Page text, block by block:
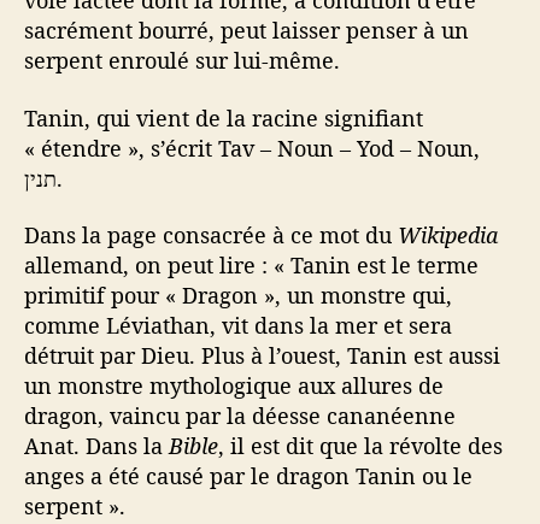
sacrément bourré, peut laisser penser à un
serpent enroulé sur lui-même.
Tanin, qui vient de la racine signifiant
« étendre », s’écrit Tav – Noun – Yod – Noun,
תנין.
Dans la page consacrée à ce mot du Wikipedia
allemand, on peut lire : « Tanin est le terme
primitif pour « Dragon », un monstre qui,
comme Léviathan, vit dans la mer et sera
détruit par Dieu. Plus à l’ouest, Tanin est aussi
un monstre mythologique aux allures de
dragon, vaincu par la déesse cananéenne
Anat. Dans laBible, il est dit que la révolte des
anges a été causé par le dragon Tanin ou le
serpent ».